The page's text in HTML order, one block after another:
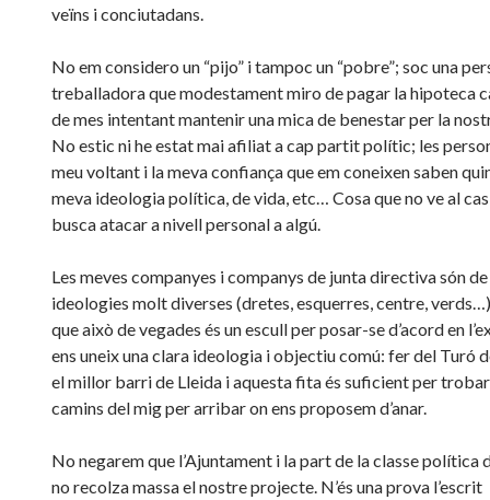
veïns i conciutadans.
No em considero un “pijo” i tampoc un “pobre”; soc una
treballadora que modestament miro de pagar la hipoteca
de mes intentant mantenir una mica de benestar per la
No estic ni he estat mai afiliat a cap partit polític; les
meu voltant i la meva confiança que em coneixen saben
meva ideologia política, de vida, etc… Cosa que no ve al
busca atacar a nivell personal a algú.
Les meves companyes i companys de junta directiva són
ideologies molt diverses (dretes, esquerres, centre,
que això de vegades és un escull per posar-se d’acord en
ens uneix una clara ideologia i objectiu comú: fer del Turó
el millor barri de Lleida i aquesta fita és suficient per
camins del mig per arribar on ens proposem d’anar.
No negarem que l’Ajuntament i la part de la classe política
no recolza massa el nostre projecte. N’és una prova l’escrit